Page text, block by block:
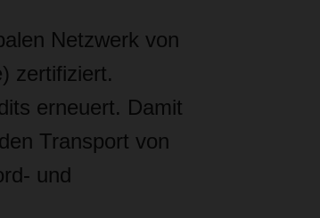
Netzwerk von
zertifiziert.
erneuert. Damit
Transport von
und